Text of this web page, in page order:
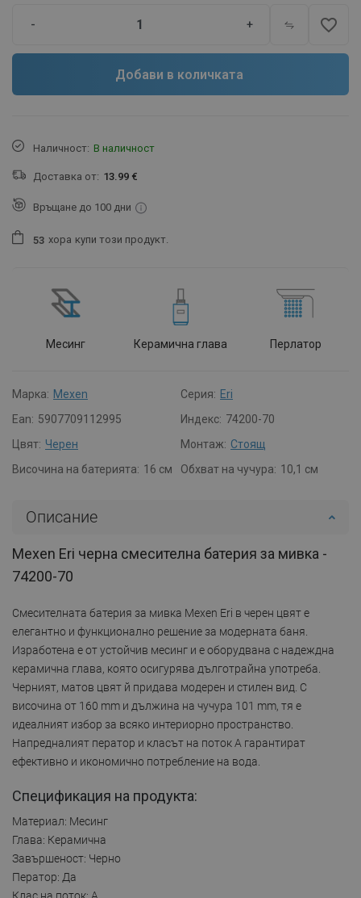
- + favorite_border
Добави в количката
Наличност: В наличност
Доставка от: 13.99 €
Връщане до 100 дни
53 хора купи този продукт.
Месинг Керамична глава Перлатор
Марка: Mexen Серия: Eri
Ean: 5907709112995 Индекс: 74200-70
Цвят: Черен Монтаж: Стоящ
Височина на батерията: 16 см Обхват на чучура: 10,1 см
Описание
Mexen Eri черна смесителна батерия за мивка -
74200-70
Смесителната батерия за мивка Mexen Eri в черен цвят е
елегантно и функционално решение за модерната баня.
Изработена е от устойчив месинг и е оборудвана с надеждна
керамична глава, която осигурява дълготрайна употреба.
Черният, матов цвят й придава модерен и стилен вид. С
височина от 160 mm и дължина на чучура 101 mm, тя е
идеалният избор за всяко интериорно пространство.
Напредналият ператор и класът на поток A гарантират
ефективно и икономично потребление на вода.
Спецификация на продукта:
Материал: Месинг
Глава: Керамична
Завършеност: Черно
Ператор: Да
Клас на поток: A